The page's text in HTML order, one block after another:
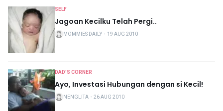
SELF
Jagoan Kecilku Telah Pergi..
MOMMIES DAILY ・ 19 AUG 2010
DAD'S CORNER
Ayo, Investasi Hubungan dengan si Kecil!
NENGLITA ・ 26 AUG 2010